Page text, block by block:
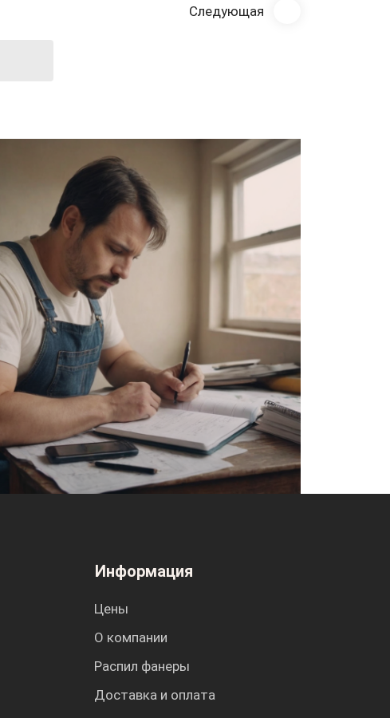
Следующая
Информация
Цены
О компании
Распил фанеры
Доставка и оплата